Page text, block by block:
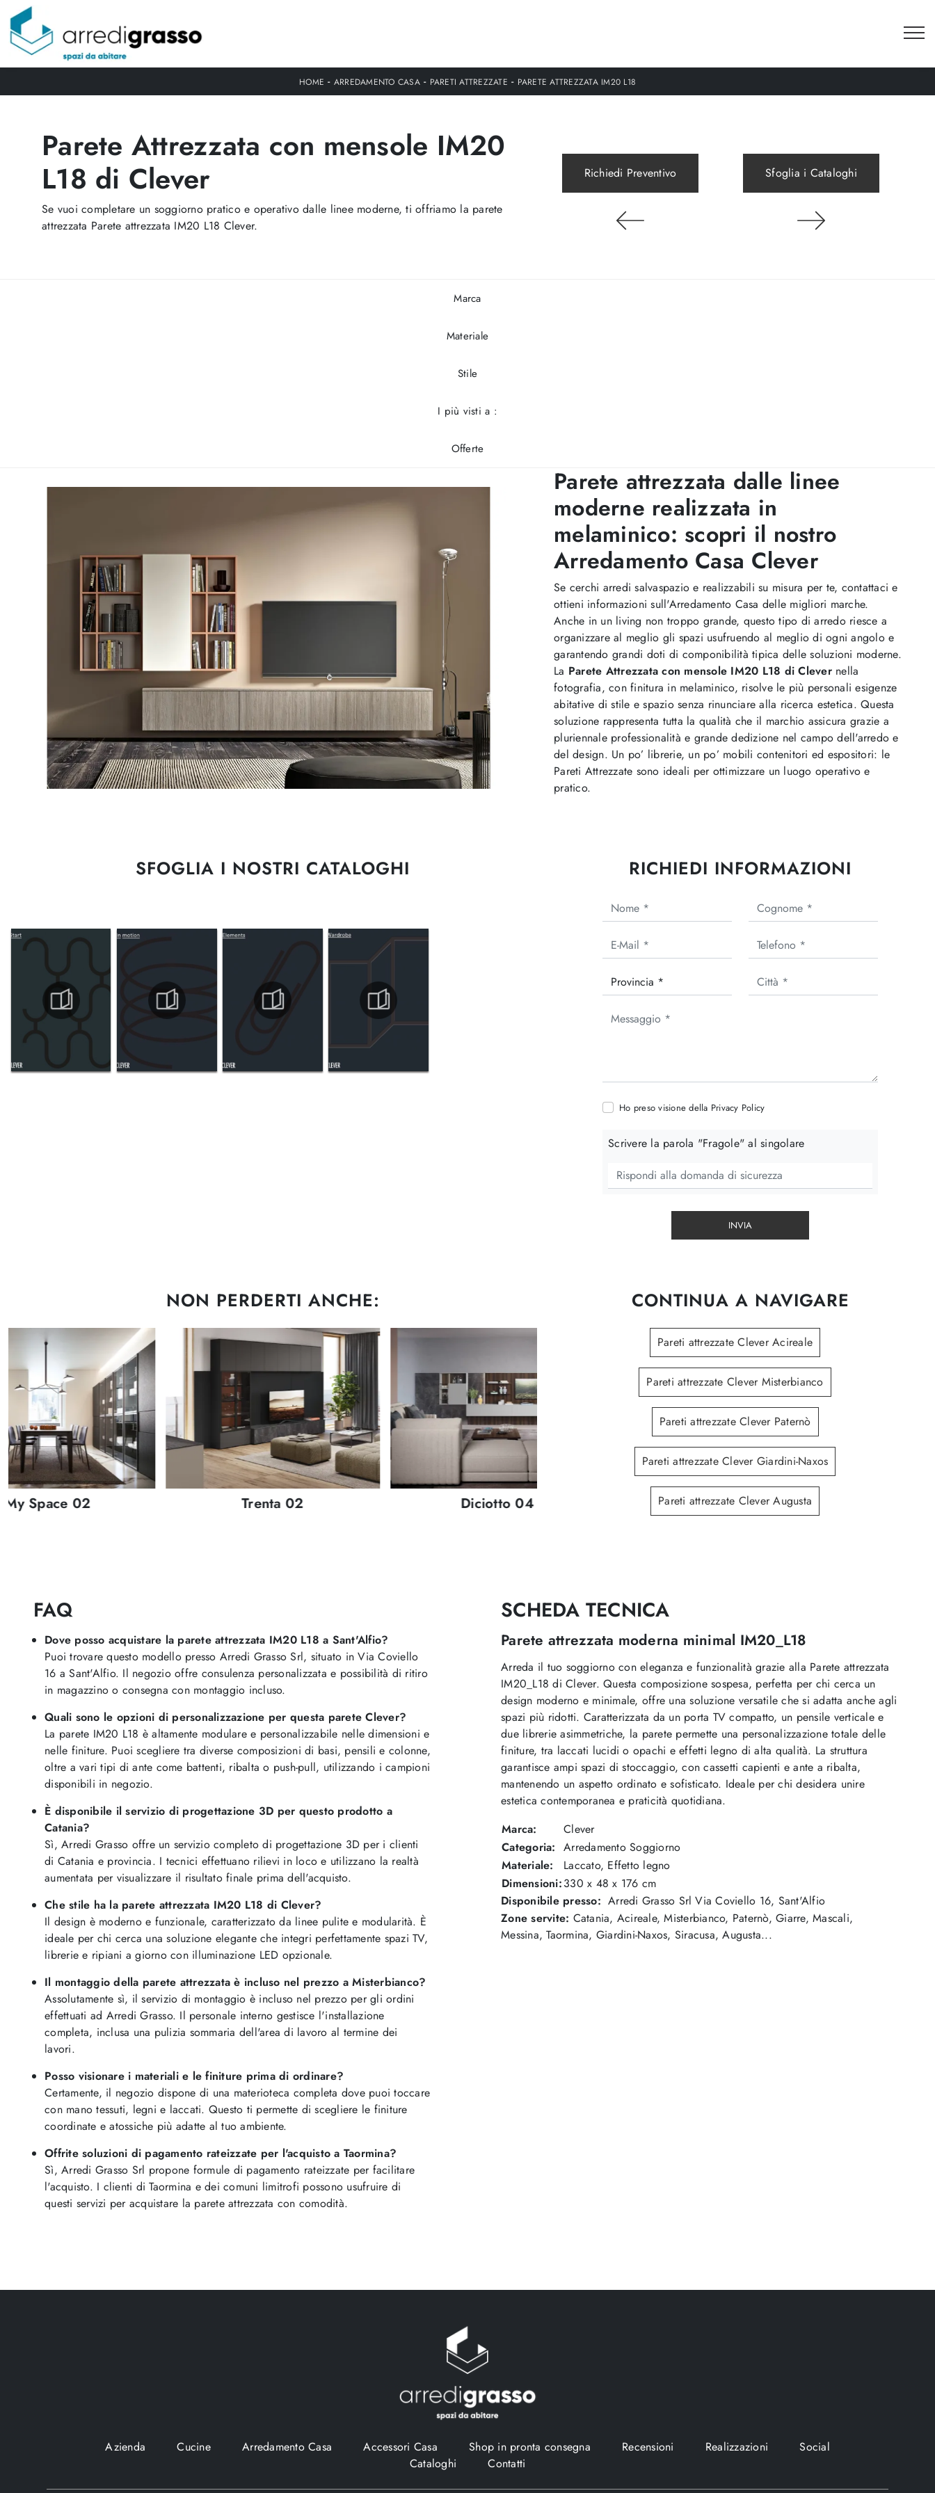
HOME - ARREDAMENTO CASA- PARETI ATTREZZATE - PARETE ATTREZZATA IM20 L18
Parete Attrezzata con mensole IM20
L18 di Clever
Se vuoi completare un soggiorno pratico e operativo dalle linee moderne, ti offriamo la parete
attrezzata Parete attrezzata IM20 L18 Clever.
Richiedi Preventivo Sfoglia i Cataloghi
Marca
Materiale
Stile
I più visti a :
Offerte
Parete attrezzata dalle linee
moderne realizzata in
melaminico: scopri il nostro
Arredamento Casa Clever
Se cerchi arredi salvaspazio e realizzabili su misura per te, contattaci e
ottieni informazioni sull'Arredamento Casa delle migliori marche.
Anche in un living non troppo grande, questo tipo di arredo riesce a
organizzare al meglio gli spazi usufruendo al meglio di ogni angolo e
garantendo grandi doti di componibilità tipica delle soluzioni moderne.
La Parete Attrezzata con mensole IM20 L18 di Clevernella
fotografia, con finitura in melaminico, risolve le più personali esigenze
abitative di stile e spazio senza rinunciare alla ricerca estetica. Questa
soluzione rappresenta tutta la qualità che il marchio assicura grazie a
pluriennale professionalità e grande dedizione nel campo dell'arredo e
del design. Un po’ librerie, un po’ mobili contenitori ed espositori: le
Pareti Attrezzate sono ideali per ottimizzare un luogo operativo e
pratico.
SFOGLIA I NOSTRI CATALOGHI RICHIEDI INFORMAZIONI
Ho preso visione della Privacy Policy
Scrivere la parola "Fragole" al singolare
INVIA
NON PERDERTI ANCHE:
My Space 02 Trenta 02 Diciotto 04 Parete attrezzata IM20 L21
CONTINUA A NAVIGARE
Pareti attrezzate Clever Acireale
Pareti attrezzate Clever Misterbianco
Pareti attrezzate Clever Paternò
Pareti attrezzate Clever Giardini-Naxos
Pareti attrezzate Clever Augusta
FAQ
Dove posso acquistare la parete attrezzata IM20 L18 a Sant'Alfio?
Puoi trovare questo modello presso Arredi Grasso Srl, situato in Via Coviello
16 a Sant'Alfio. Il negozio offre consulenza personalizzata e possibilità di ritiro
in magazzino o consegna con montaggio incluso.
Quali sono le opzioni di personalizzazione per questa parete Clever?
La parete IM20 L18 è altamente modulare e personalizzabile nelle dimensioni e
nelle finiture. Puoi scegliere tra diverse composizioni di basi, pensili e colonne,
oltre a vari tipi di ante come battenti, ribalta o push-pull, utilizzando i campioni
disponibili in negozio.
È disponibile il servizio di progettazione 3D per questo prodotto a
Catania?
Sì, Arredi Grasso offre un servizio completo di progettazione 3D per i clienti
di Catania e provincia. I tecnici effettuano rilievi in loco e utilizzano la realtà
aumentata per visualizzare il risultato finale prima dell'acquisto.
Che stile ha la parete attrezzata IM20 L18 di Clever?
Il design è moderno e funzionale, caratterizzato da linee pulite e modularità. È
ideale per chi cerca una soluzione elegante che integri perfettamente spazi TV,
librerie e ripiani a giorno con illuminazione LED opzionale.
Il montaggio della parete attrezzata è incluso nel prezzo a Misterbianco?
Assolutamente sì, il servizio di montaggio è incluso nel prezzo per gli ordini
effettuati ad Arredi Grasso. Il personale interno gestisce l'installazione
completa, inclusa una pulizia sommaria dell'area di lavoro al termine dei
lavori.
Posso visionare i materiali e le finiture prima di ordinare?
Certamente, il negozio dispone di una materioteca completa dove puoi toccare
con mano tessuti, legni e laccati. Questo ti permette di scegliere le finiture
coordinate e atossiche più adatte al tuo ambiente.
Offrite soluzioni di pagamento rateizzate per l'acquisto a Taormina?
Sì, Arredi Grasso Srl propone formule di pagamento rateizzate per facilitare
l'acquisto. I clienti di Taormina e dei comuni limitrofi possono usufruire di
questi servizi per acquistare la parete attrezzata con comodità.
SCHEDA TECNICA
Parete attrezzata moderna minimal IM20_L18
Arreda il tuo soggiorno con eleganza e funzionalità grazie alla Parete attrezzata
IM20_L18 di Clever. Questa composizione sospesa, perfetta per chi cerca un
design moderno e minimale, offre una soluzione versatile che si adatta anche agli
spazi più ridotti. Caratterizzata da un porta TV compatto, un pensile verticale e
due librerie asimmetriche, la parete permette una personalizzazione totale delle
finiture, tra laccati lucidi o opachi e effetti legno di alta qualità. La struttura
garantisce ampi spazi di stoccaggio, con cassetti capienti e ante a ribalta,
mantenendo un aspetto ordinato e sofisticato. Ideale per chi desidera unire
estetica contemporanea e praticità quotidiana.
Marca:
Clever
Categoria: Arredamento Soggiorno
Materiale:
Laccato, Effetto legno
Dimensioni:330 x 48 x 176 cm
Disponibile presso: Arredi Grasso Srl Via Coviello 16, Sant'Alfio
Zone servite: Catania, Acireale, Misterbianco, Paternò, Giarre, Mascali,
Messina, Taormina, Giardini-Naxos, Siracusa, Augusta...
Azienda Cucine Arredamento Casa Accessori Casa Shop in pronta consegna Recensioni Realizzazioni
Social
Cataloghi
Contatti